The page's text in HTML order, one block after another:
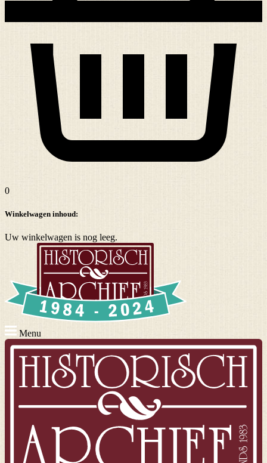
0
Winkelwagen inhoud:
Uw winkelwagen is nog leeg.
Menu